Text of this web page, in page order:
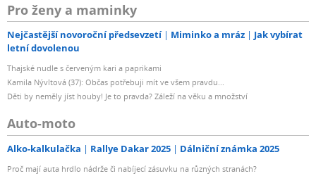
Pro ženy a maminky
Nejčastější novoroční předsevzetí Miminko a mráz
Jak vybírat
letní dovolenou
Thajské nudle s červeným kari a paprikami
Kamila Nývltová (37): Občas potřebuji mít ve všem pravdu...
Děti by neměly jíst houby! Je to pravda? Záleží na věku a množství
Auto-moto
Alko-kalkulačka Rallye Dakar 2025 Dálniční známka 2025
Proč mají auta hrdlo nádrže či nabíjecí zásuvku na různých stranách?